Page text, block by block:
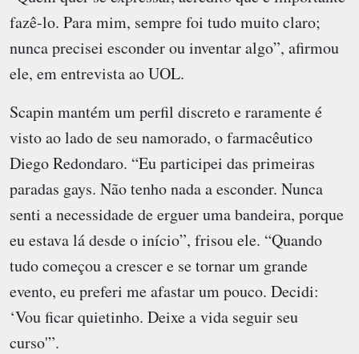
fazê-lo. Para mim, sempre foi tudo muito claro;
nunca precisei esconder ou inventar algo”, afirmou
ele, em entrevista ao UOL.
Scapin mantém um perfil discreto e raramente é
visto ao lado de seu namorado, o farmacêutico
Diego Redondaro. “Eu participei das primeiras
paradas gays. Não tenho nada a esconder. Nunca
senti a necessidade de erguer uma bandeira, porque
eu estava lá desde o início”, frisou ele. “Quando
tudo começou a crescer e se tornar um grande
evento, eu preferi me afastar um pouco. Decidi:
‘Vou ficar quietinho. Deixe a vida seguir seu
curso'”.